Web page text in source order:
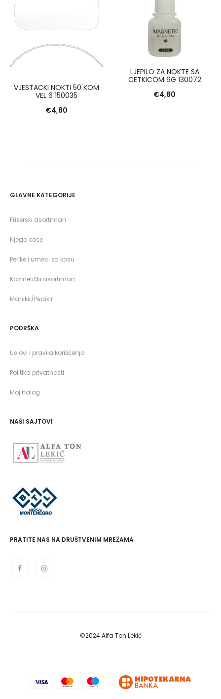
VJESTACKI NOKTI 50 KOM
VEL 6 150035
€4,80
LJEPILO ZA NOKTE SA
CETKICOM 6G 130072
€4,80
GLAVNE KATEGORIJE
Frizerski asortiman
Njega kose
Perike i umeci za kosu
Kozmetički asortiman
Manikir/Pedikir
PODRŠKA
Uslovi i pravila korišćenja
Politika privatnosti
Moj nalog
NAŠI SAJTOVI
PRATITE NAS NA DRUŠTVENIM MREŽAMA
©2024 Alfa Ton Lekić